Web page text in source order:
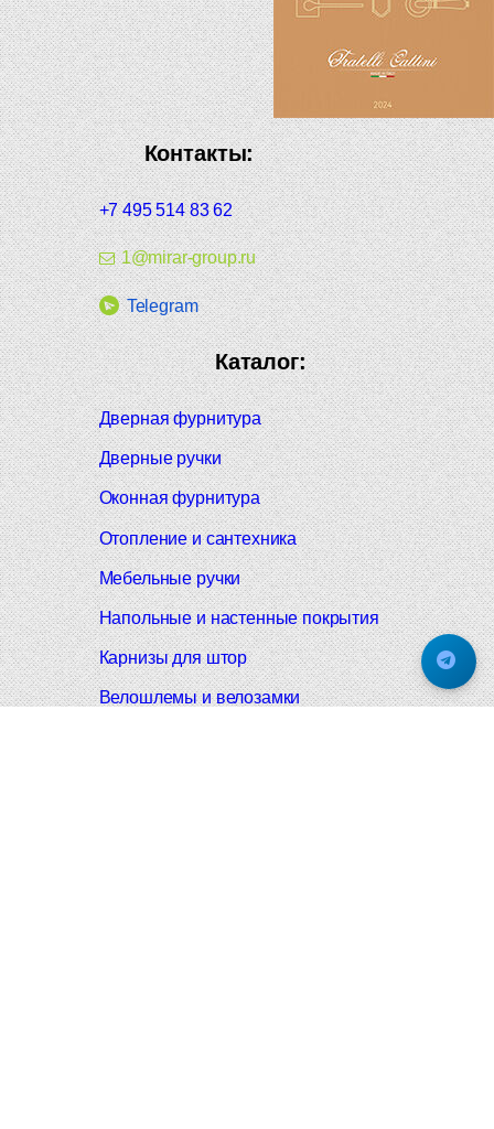
Контакты:
+7 495 514 83 62
1@mirar-group.ru
Telegram
Каталог:
Дверная фурнитура
Дверные ручки
Оконная фурнитура
Отопление и сантехника
Мебельные ручки
Напольные и настенные покрытия
Карнизы для штор
Велошлемы и велозамки